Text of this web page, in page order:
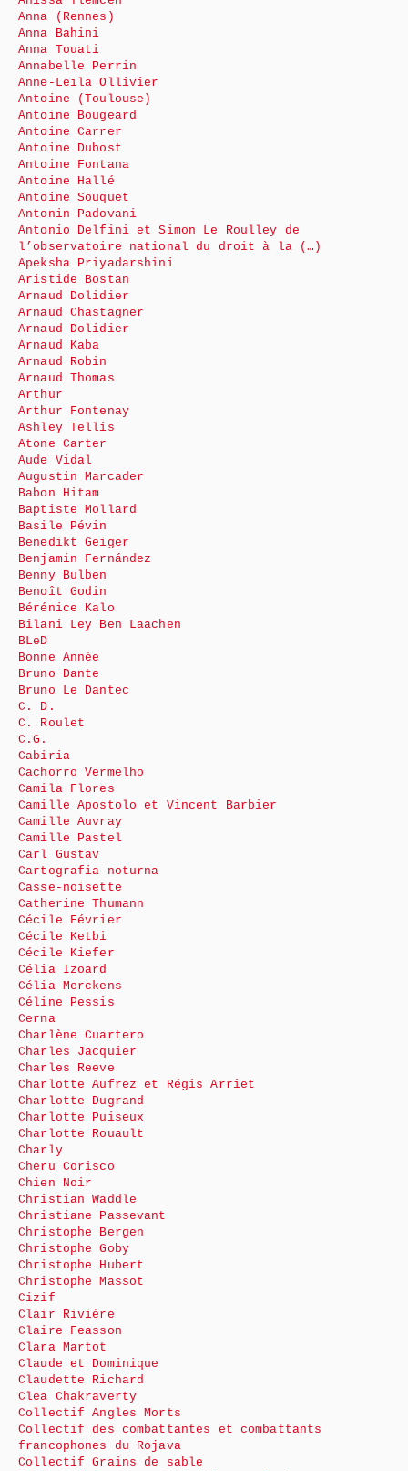
Anna (Rennes)
Anna Bahini
Anna Touati
Annabelle Perrin
Anne-Leïla Ollivier
Antoine (Toulouse)
Antoine Bougeard
Antoine Carrer
Antoine Dubost
Antoine Fontana
Antoine Hallé
Antoine Souquet
Antonin Padovani
Antonio Delfini et Simon Le Roulley de
l’observatoire national du droit à la (…)
Apeksha Priyadarshini
Aristide Bostan
Arnaud Dolidier
Arnaud Chastagner
Arnaud Dolidier
Arnaud Kaba
Arnaud Robin
Arnaud Thomas
Arthur
Arthur Fontenay
Ashley Tellis
Atone Carter
Aude Vidal
Augustin Marcader
Babon Hitam
Baptiste Mollard
Basile Pévin
Benedikt Geiger
Benjamin Fernández
Benny Bulben
Benoît Godin
Bérénice Kalo
Bilani Ley Ben Laachen
BLeD
Bonne Année
Bruno Dante
Bruno Le Dantec
C. D.
C. Roulet
C.G.
Cabiria
Cachorro Vermelho
Camila Flores
Camille Apostolo et Vincent Barbier
Camille Auvray
Camille Pastel
Carl Gustav
Cartografia noturna
Casse-noisette
Catherine Thumann
Cécile Février
Cécile Ketbi
Cécile Kiefer
Célia Izoard
Célia Merckens
Céline Pessis
Cerna
Charlène Cuartero
Charles Jacquier
Charles Reeve
Charlotte Aufrez et Régis Arriet
Charlotte Dugrand
Charlotte Puiseux
Charlotte Rouault
Charly
Cheru Corisco
Chien Noir
Christian Waddle
Christiane Passevant
Christophe Bergen
Christophe Goby
Christophe Hubert
Christophe Massot
Cizif
Clair Rivière
Claire Feasson
Clara Martot
Claude et Dominique
Claudette Richard
Clea Chakraverty
Collectif Angles Morts
Collectif des combattantes et combattants
francophones du Rojava
Collectif Grains de sable